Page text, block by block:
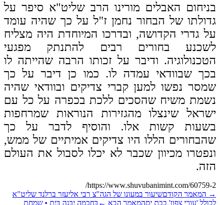
האבלים מורינו הרב שליט"א סיפר על
של הבחור נחמן ז"ל על כך שהיה עומד
גדרי הקדושה, ובדרכו המיוחדת היה מצליח
בחורים רבים להתנתק מפגעי
ודיבר על זכותו הרבה שהייתה לו
שבוודאי עמדה לו. כמו כן דיבר על כך
נפשו למען קברי צדיקים ובוודאי שהיה
משיח שהסכים ללכת בכפרה על כל עם
שינצלו מהגזירות הנוראות שמרחפות
קשות אלו. והוסיף לדבר על כך
הללו היו צדיקים אמיתיים של ממש,
מכיוון שכבר לא יכלו לסבול את העולם
https://www.shuvubanimint.com/
המאמר הקודםשיעור במעונו של הגה"צ רבי אליעזר ברלנד שליט"א
'עורי צפון' בבת יםהמאמר הבא ← בְּחָכְמָה יִבָּנֶה בַּיִת • שמחת